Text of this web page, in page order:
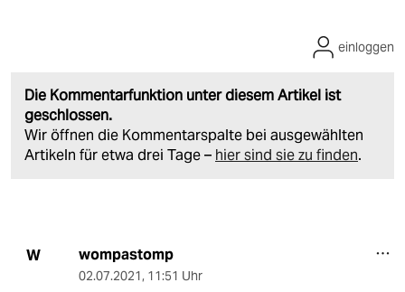
Die Kommentarfunktion unter diesem Artikel ist
geschlossen.
Wir öffnen die Kommentarspalte bei ausgewählten
Artikeln für etwa drei Tage – hier sind sie zu finden.
einloggen
W wompastomp
02.07.2021, 11:51 Uhr